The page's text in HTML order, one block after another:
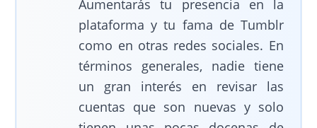
Aumentarás tu presencia en la
plataforma y tu fama de Tumblr
como en otras redes sociales. En
términos generales, nadie tiene
un gran interés en revisar las
cuentas que son nuevas y solo